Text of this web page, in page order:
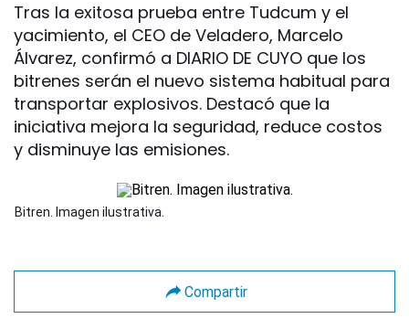
Tras la exitosa prueba entre Tudcum y el
yacimiento, el CEO de Veladero, Marcelo
Álvarez, confirmó a DIARIO DE CUYO que los
bitrenes serán el nuevo sistema habitual para
transportar explosivos. Destacó que la
iniciativa mejora la seguridad, reduce costos
y disminuye las emisiones.
Bitren. Imagen ilustrativa.
Compartir